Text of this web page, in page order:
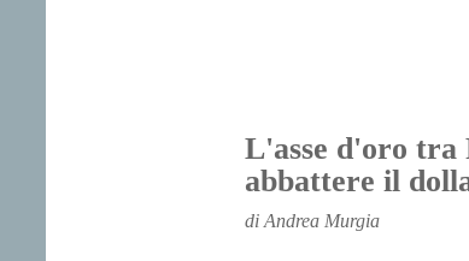
L'asse d'oro tra
abbattere il
di Andrea Murgia